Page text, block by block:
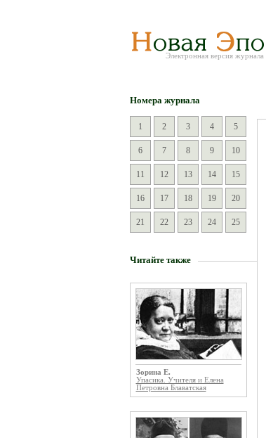
Электронная версия журнала
Номера журнала
1 2 3 4 5
6 7 8 9 10
11 12 13 14 15
16 17 18 19 20
21 22 23 24 25
Читайте также
Зорина Е.
Упасика. Учителя и Елена
Петровна Блаватская